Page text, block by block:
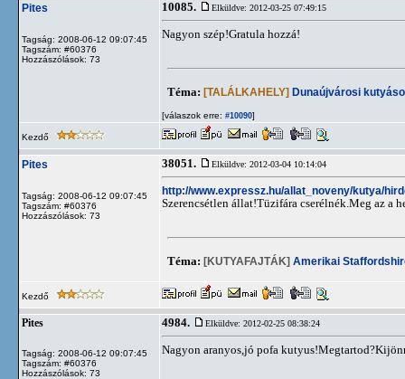
Pites
Tagság: 2008-06-12 09:07:45
Tagszám: #60376
Hozzászólások: 73
10085. Elküldve: 2012-03-25 07:49:15
Nagyon szép!Gratula hozzá!
Téma: [TALÁLKAHELY] Dunaújvárosi
[válaszok erre: #10090]
Kezdő
Pites
Tagság: 2008-06-12 09:07:45
Tagszám: #60376
Hozzászólások: 73
38051. Elküldve: 2012-03-04 10:14:04
http://www.expressz.hu/allat_noveny/kutya/
Szerencsétlen állat!Tüzifára cserélnék.Meg az a
Téma: [KUTYAFAJTÁK] Amerikai
Kezdő
Pites
Tagság: 2008-06-12 09:07:45
Tagszám: #60376
Hozzászólások: 73
4984. Elküldve: 2012-02-25 08:38:24
Nagyon aranyos,jó pofa